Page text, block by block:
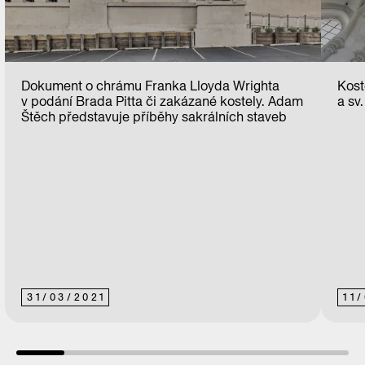
31/ 03/ 2021
Dokument o chrámu Franka Lloyda Wrighta
v podání Brada Pitta či zakázané kostely. Adam
Štěch představuje příběhy sakrálních staveb
11/
a